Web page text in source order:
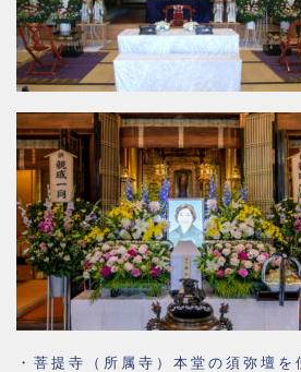
・菩提寺（所属寺）本堂の須弥壇を